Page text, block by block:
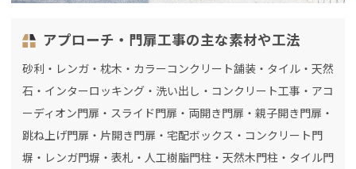
アプローチ・門扉工事の主な素材や工法
砂利・レンガ・枕木・カラーコンクリート舗装・タイル・天然
石・インターロッキング・洗い出し・コンクリート工事・アコ
ーディオン門扉・スライド門扉・両開き門扉・親子開き門扉・
跳ね上げ門扉・片開き門扉・宅配ボックス・コンクリート門
塀・レンガ門塀・表札・人工樹脂門柱・天然木門柱・タイル門